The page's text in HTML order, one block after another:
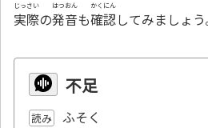
実際
じっさい
の発音
はつおん
も確認
かくにん
してみましょう
不足
読み ふそく